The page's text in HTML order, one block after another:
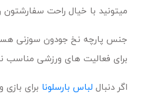
میتونید با خیال راحت سفارشتون
جنس پارچه نخ جودون سوزنی
برای فعالیت های ورزشی مناسب
اگر دنبال لباس بارسلونا برای